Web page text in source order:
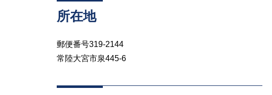
所在地
郵便番号319-2144
常陸大宮市泉445-6